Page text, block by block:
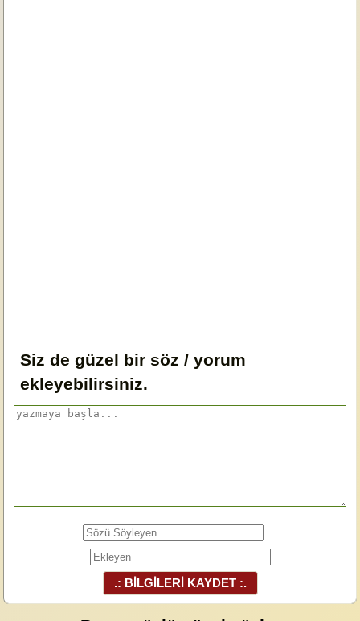
Siz de güzel bir söz / yorum
ekleyebilirsiniz.
.: BİLGİLERİ KAYDET :.